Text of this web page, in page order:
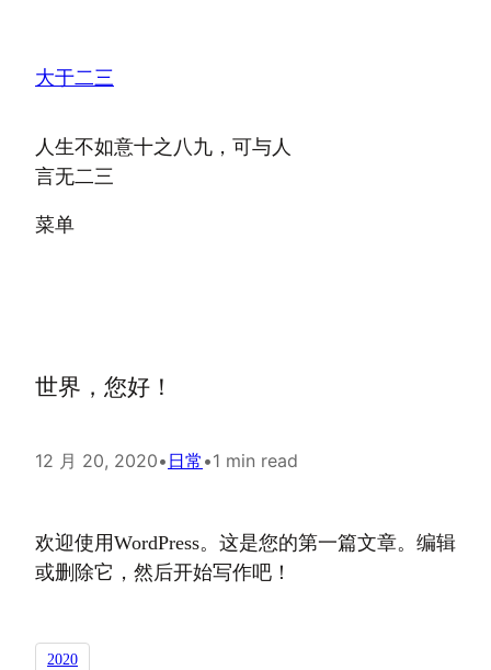
大于二三
人生不如意十之八九，可与人
言无二三
菜单
世界，您好！
12 月 20, 2020• 日常 •1 min read
欢迎使用WordPress。这是您的第一篇文章。编辑
或删除它，然后开始写作吧！
2020